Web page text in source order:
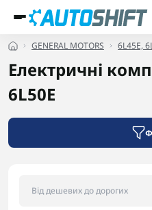
GENERAL MOTORS 6L45E,
Електричні
6L50E